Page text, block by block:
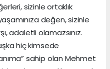
sizinle ortaklık
değen, sizinle
adaletli olamazsınız.
hiç kimsede
sahip olan Mehmet